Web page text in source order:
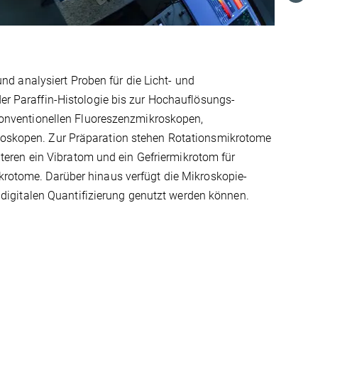
analysiert Proben für die Licht- und
Paraffin-Histologie bis zur Hochauflösungs-
Fluoreszenzmikroskopen,
Zur Präparation stehen Rotationsmikrotome
ein Vibratom und ein Gefriermikrotom für
Darüber hinaus verfügt die Mikroskopie-
Quantifizierung genutzt werden können.